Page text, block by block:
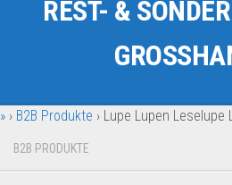
Fahrzeuge & Transport
Garten & Werkzeug
Geschäft, Büro & Schreibwaren
Geschenkartikel
REST- &
» › B2B Produkte › Lupe Lupen Leselupe
B2B PRODUKTE